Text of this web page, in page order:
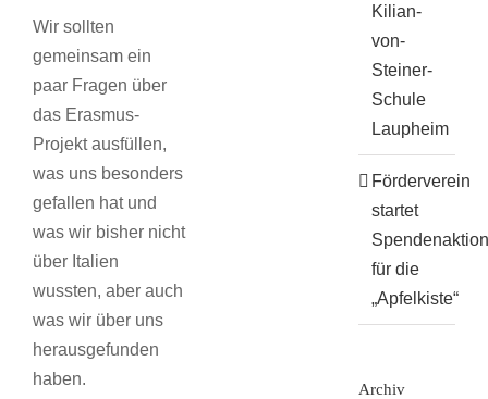
Wir sollten
gemeinsam ein
paar Fragen über
das Erasmus-
Projekt ausfüllen,
was uns besonders
gefallen hat und
was wir bisher nicht
über Italien
wussten, aber auch
was wir über uns
herausgefunden
haben.
Kilian-
von-
Steiner-
Schule
Laupheim
Förderverein
startet
Spendenaktion
für die
„Apfelkiste“
Archiv